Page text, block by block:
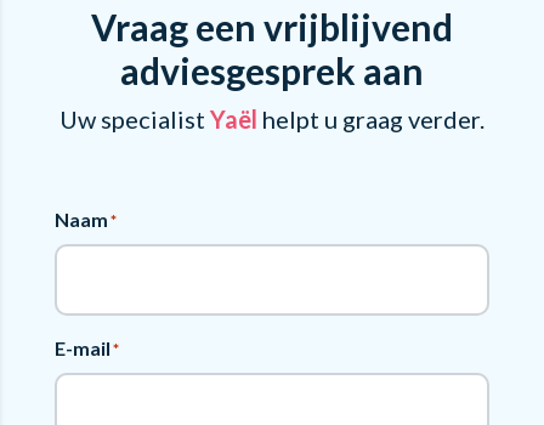
Vraag een vrijblijvend
adviesgesprek aan
Uw specialist Yaël helpt u graag verder.
Naam*
E-mail*